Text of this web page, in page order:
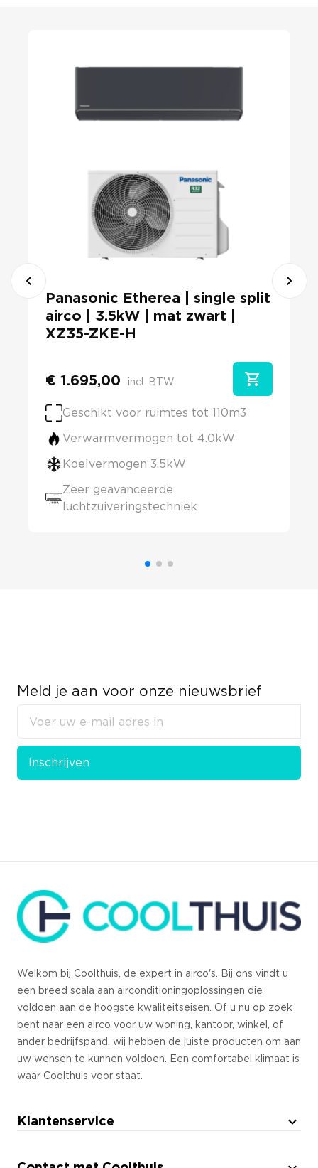
Panasonic Etherea | single split
airco | 3.5kW | mat zwart |
XZ35-ZKE-H
€ 1.695,00 incl. BTW
Geschikt voor ruimtes tot 110m3
Verwarmvermogen tot 4.0kW
Koelvermogen 3.5kW
Zeer geavanceerde
luchtzuiveringstechniek
Meld je aan voor onze nieuwsbrief
Inschrijven
Welkom bij Coolthuis, de expert in airco's. Bij ons vindt u
een breed scala aan airconditioningoplossingen die
voldoen aan de hoogste kwaliteitseisen. Of u nu op zoek
bent naar een airco voor uw woning, kantoor, winkel, of
ander bedrijfspand, wij hebben de juiste producten om aan
uw wensen te kunnen voldoen. Een comfortabel klimaat is
waar Coolthuis voor staat.
Klantenservice